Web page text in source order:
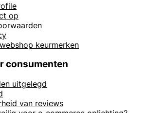
op
keurmerken
consumenten
uitgelegd
van reviews